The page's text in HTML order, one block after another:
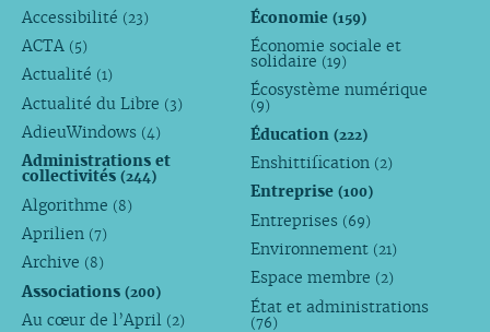
Accessibilité (23)
ACTA (5)
Actualité (1)
Actualité du Libre (3)
AdieuWindows (4)
Administrations et
collectivités (244)
Algorithme (8)
Aprilien (7)
Archive (8)
Associations (200)
Au cœur de l’April (2)
Économie(159)
Économie sociale et
solidaire (19)
Écosystème numérique
(9)
Éducation(222)
Enshittification (2)
Entreprise(100)
Entreprises (69)
Environnement (21)
Espace membre (2)
État et administrations
(76)